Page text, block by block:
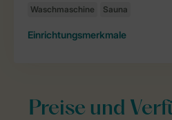
Einrichtungsmerkmale
Preise und